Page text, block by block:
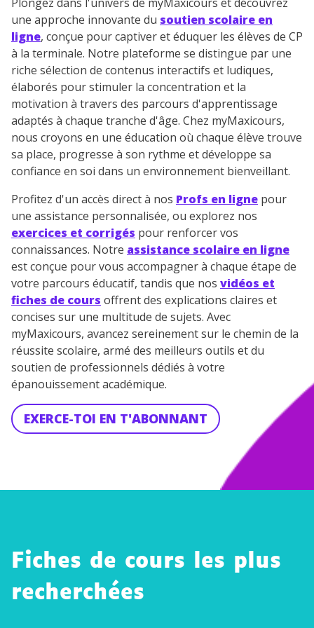
une approche innovante du soutien scolaire en
ligne, conçue pour captiver et éduquer les élèves de CP
à la terminale. Notre plateforme se distingue par une
riche sélection de contenus interactifs et ludiques,
élaborés pour stimuler la concentration et la
motivation à travers des parcours d'apprentissage
adaptés à chaque tranche d'âge. Chez myMaxicours,
nous croyons en une éducation où chaque élève trouve
sa place, progresse à son rythme et développe sa
confiance en soi dans un environnement bienveillant.
Profitez d'un accès direct à nos Profs en ligne pour
une assistance personnalisée, ou explorez nos
exercices et corrigés pour renforcer vos
connaissances. Notre assistance scolaire en ligne
est conçue pour vous accompagner à chaque étape de
votre parcours éducatif, tandis que nos vidéos et
fiches de cours offrent des explications claires et
concises sur une multitude de sujets. Avec
myMaxicours, avancez sereinement sur le chemin de la
réussite scolaire, armé des meilleurs outils et du
soutien de professionnels dédiés à votre
épanouissement académique.
EXERCE-TOI EN T'ABONNANT
Fiches de cours les plus
recherchées